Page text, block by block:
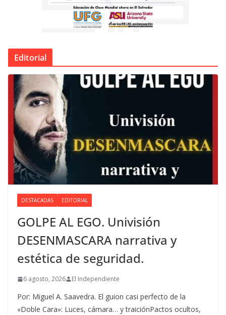
Editorial
DESTACADAS EDITORIAL
GOLPE AL EGO. Univisión
DESENMASCARA narrativa y
estética de seguridad.
6 agosto, 2026 El Independiente
Por: Miguel A. Saavedra. El guion casi perfecto de la
«Doble Cara»: Luces, cámara… y traiciónPactos ocultos,